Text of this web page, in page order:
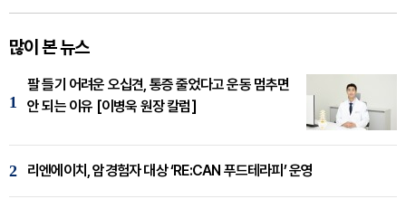
많이 본 뉴스
1
팔 들기 어려운 오십견, 통증 줄었다고 운동 멈추면
안 되는 이유 [이병욱 원장 칼럼]
2 리엔에이치, 암경험자 대상 ‘RE:CAN 푸드테라피’ 운영